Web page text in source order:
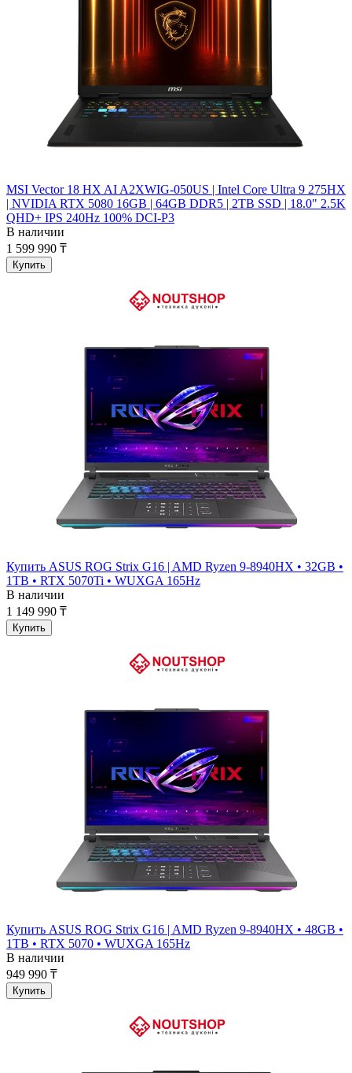
MSI Vector 18 HX AI A2XWIG-050US | Intel Core Ultra 9 275HX
| NVIDIA RTX 5080 16GB | 64GB DDR5 | 2TB SSD | 18.0" 2.5K
QHD+ IPS 240Hz 100% DCI-P3
В наличии
1 599 990 ₸
Купить
Купить ASUS ROG Strix G16 | AMD Ryzen 9-8940HX • 32GB •
1TB • RTX 5070Ti • WUXGA 165Hz
В наличии
1 149 990 ₸
Купить
Купить ASUS ROG Strix G16 | AMD Ryzen 9-8940HX • 48GB •
1TB • RTX 5070 • WUXGA 165Hz
В наличии
949 990 ₸
Купить